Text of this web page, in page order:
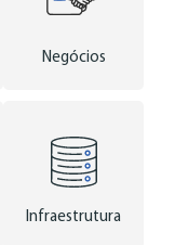
Negócios
Infraestrutura